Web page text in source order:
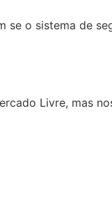
se o sistema de
Livre, mas